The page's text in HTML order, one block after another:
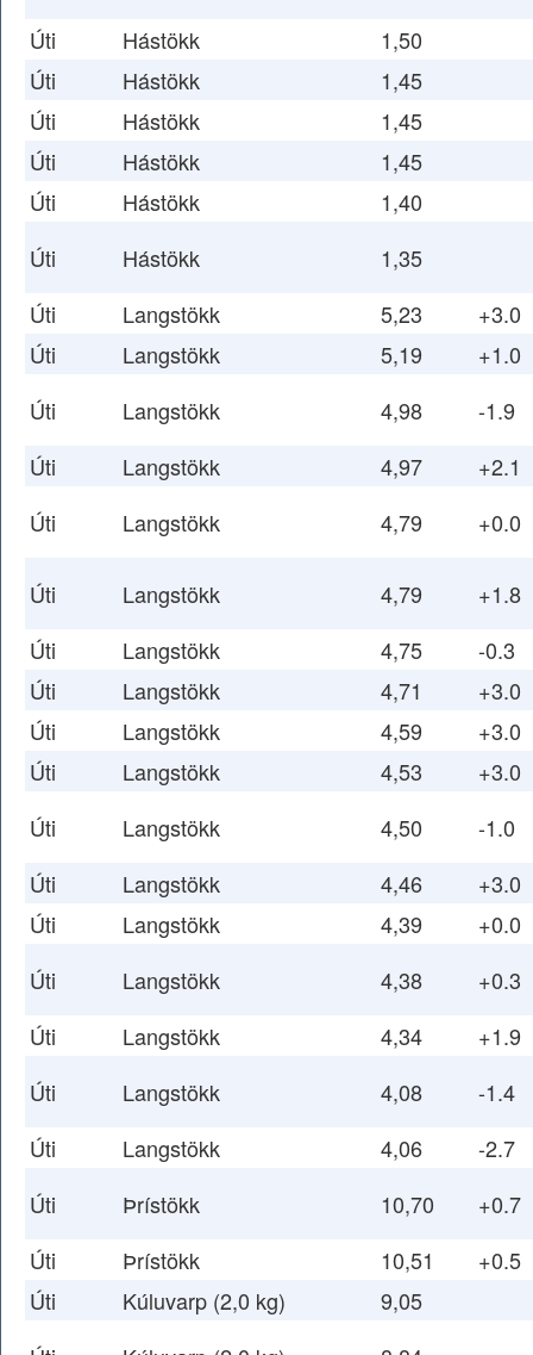
Úti
Hástökk
1,50
Úti
Hástökk
1,45
Úti
Hástökk
1,45
Úti
Hástökk
1,45
Úti
Hástökk
1,40
Úti
Hástökk
1,35
Úti
Langstökk 5,23
+3.0
Úti
Langstökk 5,19
+1.0
Úti
Langstökk 4,98
-1.9
Úti
Langstökk 4,97
+2.1
Úti
Langstökk 4,79 +0.0
Úti Langstökk 4,79
+1.8
Úti
Langstökk 4,75
-0.3
Úti
Langstökk 4,71
+3.0
Úti
Langstökk 4,59
+3.0
Úti
Langstökk 4,53
+3.0
Úti
Langstökk 4,50
-1.0
Úti
Langstökk 4,46
+3.0
Úti
Langstökk 4,39
+0.0
Úti
Langstökk 4,38
+0.3
Úti
Langstökk 4,34
+1.9
Úti
Langstökk 4,08
-1.4
Úti
Langstökk 4,06
-2.7
Úti
Þrístökk 10,70
+0.7
Úti
Þrístökk 10,51
+0.5
Úti
Kúluvarp (2,0 kg)
9,05